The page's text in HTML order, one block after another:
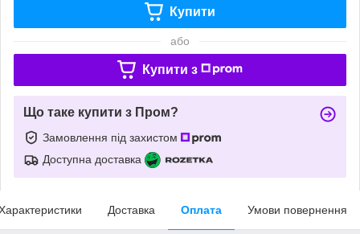
Купити
або
Купити з
Що таке купити з Пром?
Замовлення під захистом
Доступна доставка
Доставка Оплата Умови повернення